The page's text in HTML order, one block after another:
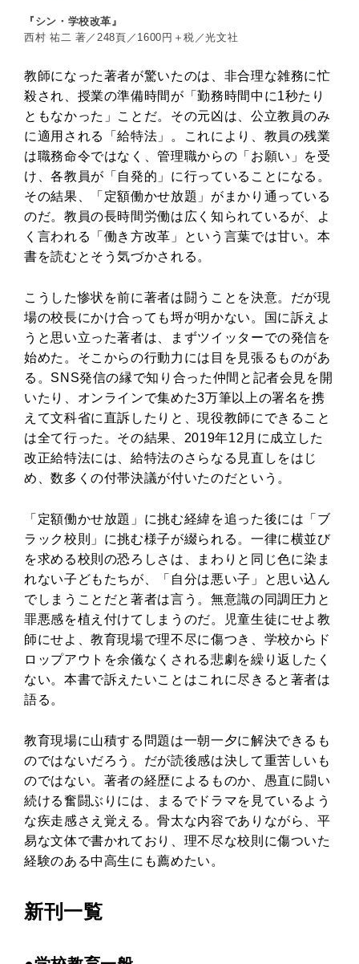
『シン・学校改革』
西村 祐二 著／248頁／1600円＋税／光文社
教師になった著者が驚いたのは、非合理な雑務に忙
殺され、授業の準備時間が「勤務時間中に1秒たり
ともなかった」ことだ。その元凶は、公立教員のみ
に適用される「給特法」。これにより、教員の残業
は職務命令ではなく、管理職からの「お願い」を受
け、各教員が「自発的」に行っていることになる。
その結果、「定額働かせ放題」がまかり通っている
のだ。教員の長時間労働は広く知られているが、よ
く言われる「働き方改革」という言葉では甘い。本
書を読むとそう気づかされる。
こうした惨状を前に著者は闘うことを決意。だが現
場の校長にかけ合っても埒が明かない。国に訴えよ
うと思い立った著者は、まずツイッターでの発信を
始めた。そこからの行動力には目を見張るものがあ
る。SNS発信の縁で知り合った仲間と記者会見を開
いたり、オンラインで集めた3万筆以上の署名を携
えて文科省に直訴したりと、現役教師にできること
は全て行った。その結果、2019年12月に成立した
改正給特法には、給特法のさらなる見直しをはじ
め、数多くの付帯決議が付いたのだという。
「定額働かせ放題」に挑む経緯を追った後には「ブ
ラック校則」に挑む様子が綴られる。一律に横並び
を求める校則の恐ろしさは、まわりと同じ色に染ま
れない子どもたちが、「自分は悪い子」と思い込ん
でしまうことだと著者は言う。無意識の同調圧力と
罪悪感を植え付けてしまうのだ。児童生徒にせよ教
師にせよ、教育現場で理不尽に傷つき、学校からド
ロップアウトを余儀なくされる悲劇を繰り返したく
ない。本書で訴えたいことはこれに尽きると著者は
語る。
教育現場に山積する問題は一朝一夕に解決できるも
のではないだろう。だが読後感は決して重苦しいも
のではない。著者の経歴によるものか、愚直に闘い
続ける奮闘ぶりには、まるでドラマを見ているよう
な疾走感さえ覚える。骨太な内容でありながら、平
易な文体で書かれており、理不尽な校則に傷ついた
経験のある中高生にも薦めたい。
新刊一覧